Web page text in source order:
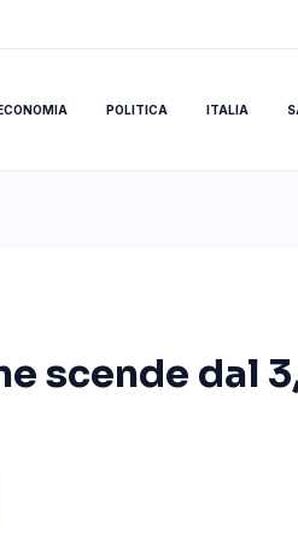
POLITICA ITALIA
scende dal